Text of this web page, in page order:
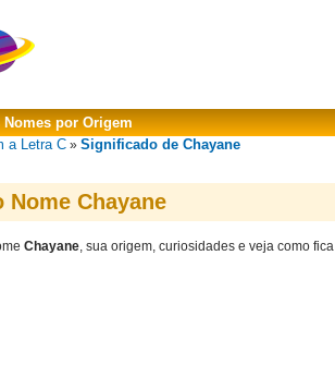
por Origem
a Letra C » Significado de Chayane
Chayane
Chayane, sua origem, curiosidades e veja como fica